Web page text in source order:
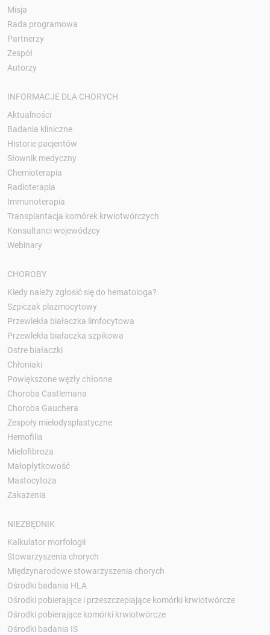
Misja
Rada programowa
Partnerzy
Zespół
Autorzy
INFORMACJE DLA CHORYCH
Aktualności
Badania kliniczne
Historie pacjentów
Słownik medyczny
Chemioterapia
Radioterapia
Immunoterapia
Transplantacja komórek krwiotwórczych
Konsultanci wojewódzcy
Webinary
CHOROBY
Kiedy należy zgłosić się do hematologa?
Szpiczak plazmocytowy
Przewlekła białaczka limfocytowa
Przewlekła białaczka szpikowa
Ostre białaczki
Chłoniaki
Powiększone węzły chłonne
Choroba Castlemana
Choroba Gauchera
Zespoły mielodysplastyczne
Hemofilia
Mielofibroza
Małopłytkowość
Mastocytoza
Zakażenia
NIEZBĘDNIK
Kalkulator morfologii
Stowarzyszenia chorych
Międzynarodowe stowarzyszenia chorych
Ośrodki badania HLA
Ośrodki pobierające i przeszczepiające komórki krwiotwórcze
Ośrodki pobierające komórki krwiotwórcze
Ośrodki badania IS